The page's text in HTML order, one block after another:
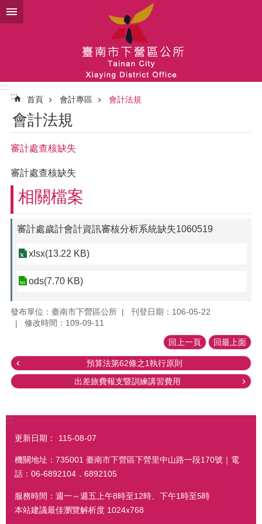
跳到主要內容區塊
:::
:::
首頁 會計專區 會計法規
會計法規
審計處查核缺失
審計處查核缺失
相關檔案
審計處歲計會計資訊審核分析系統缺失1060519
xlsx(13.22 KB)
ods(7.70 KB)
發布單位：臺南市下營區公所
刊登日期：106-05-22
修改時間：109-09-11
回上一頁 回最上面
預算法第62條之1執行原則
出差旅費報支暨訓練講習費用
:::
更新日期： 115-08-07
機關地址：735001 臺南市下營區下營里中山路一段170號｜電
話：06-6892104．6892105
服務時間：週一～週五上午8時至12時、下午1時至5時
本站建議最佳瀏覽解析度 1024x768